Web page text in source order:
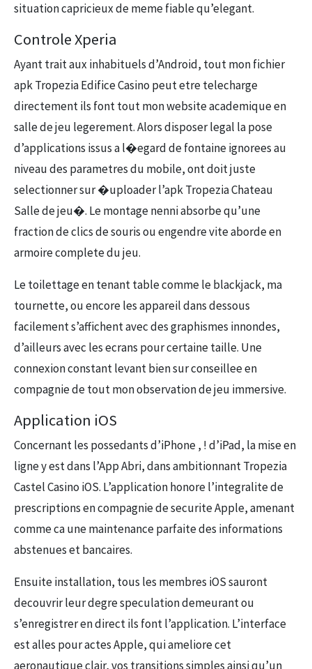
situation capricieux de meme fiable qu’elegant.
Controle Xperia
Ayant trait aux inhabituels d’Android, tout mon fichier
apk Tropezia Edifice Casino peut etre telecharge
directement ils font tout mon website academique en
salle de jeu legerement. Alors disposer legal la pose
d’applications issus a l�egard de fontaine ignorees au
niveau des parametres du mobile, ont doit juste
selectionner sur �uploader l’apk Tropezia Chateau
Salle de jeu�. Le montage nenni absorbe qu’une
fraction de clics de souris ou engendre vite aborde en
armoire complete du jeu.
Le toilettage en tenant table comme le blackjack, ma
tournette, ou encore les appareil dans dessous
facilement s’affichent avec des graphismes innondes,
d’ailleurs avec les ecrans pour certaine taille. Une
connexion constant levant bien sur conseillee en
compagnie de tout mon observation de jeu immersive.
Application iOS
Concernant les possedants d’iPhone , ! d’iPad, la mise en
ligne y est dans l’App Abri, dans ambitionnant Tropezia
Castel Casino iOS. L’application honore l’integralite de
prescriptions en compagnie de securite Apple, amenant
comme ca une maintenance parfaite des informations
abstenues et bancaires.
Ensuite installation, tous les membres iOS sauront
decouvrir leur degre speculation demeurant ou
s’enregistrer en direct ils font l’application. L’interface
est alles pour actes Apple, qui ameliore cet
aeronautique clair, vos transitions simples ainsi qu’un